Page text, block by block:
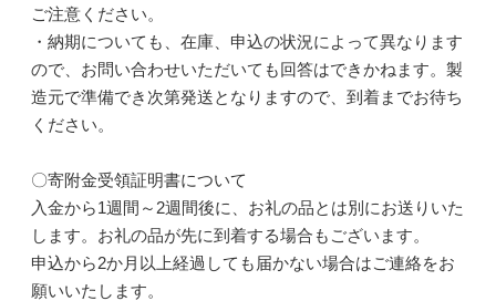
ご注意ください。
・納期についても、在庫、申込の状況によって異なります
ので、お問い合わせいただいても回答はできかねます。製
造元で準備でき次第発送となりますので、到着までお待ち
ください。
〇寄附金受領証明書について
入金から1週間～2週間後に、お礼の品とは別にお送りいた
します。お礼の品が先に到着する場合もございます。
申込から2か月以上経過しても届かない場合はご連絡をお
願いいたします。